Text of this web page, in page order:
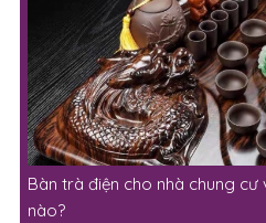
Bàn trà điện cho nhà chung cư
nào?